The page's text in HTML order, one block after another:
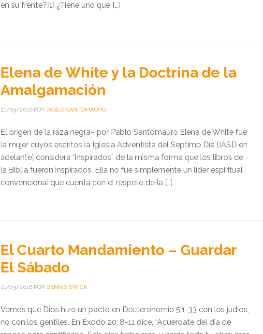
en su frente?[1] ¿Tiene uno que […]
Elena de White y la Doctrina de la
Amalgamación
21/03/2016 POR PABLO SANTOMAURO
El origen de la raza negra– por Pablo Santomauro Elena de White fue
la mujer cuyos escritos la Iglesia Adventista del Séptimo Día [IASD en
adelante] considera “inspirados” de la misma forma que los libros de
la Biblia fueron inspirados. Ella no fue simplemente un líder espiritual
convencional que cuenta con el respeto de la […]
El Cuarto Mandamiento – Guardar
El Sábado
21/03/2016 POR DENNIS SWICK
Vemos que Dios hizo un pacto en Deuteronomio 5:1-33 con los judíos,
no con los gentiles. En Éxodo 20: 8-11 dice, “Acuérdate del día de